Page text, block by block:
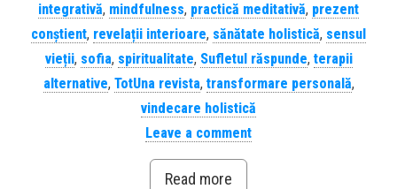
integrativă, mindfulness, practică meditativă, prezent
conștient, revelații interioare, sănătate holistică, sensul
vieții, sofia, spiritualitate, Sufletul răspunde, terapii
alternative, TotUna revista, transformare personală,
vindecare holistică
Leave a comment
Read more